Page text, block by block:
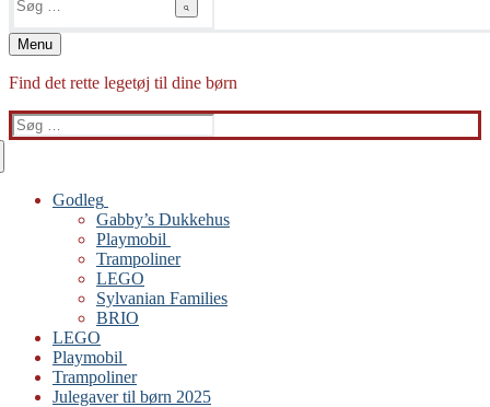
efter:
Menu
Find det rette legetøj til dine børn
Søg
efter:
Godleg
Gabby’s Dukkehus
Playmobil
Trampoliner
LEGO
Sylvanian Families
BRIO
LEGO
Playmobil
Trampoliner
Julegaver til børn 2025